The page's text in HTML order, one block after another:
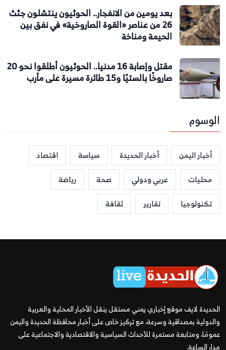
بعد يومين من الانفجار.. الحوثيون ينتشلون جثث
26 من عناصر «القوة الصاروخية» في نفق بين
الحيمة ومناخة
مقتل وإصابة 16 مدنيا.. الحوثيون أطلقوا نحو 20
صاروخًا بالستيًا و15 طائرة مسيرة على مأرب
الوسوم
أخبار اليمن أخبار الحديدة سياسة
اقتصاد
محليات
عربي ودولي صحة
رياضة
تكنولوجيا
تقارير ثقافة
الحديدة لايف موقع إخباري يمني مستقل ينقل الأخبار المحلية والعربية
والدولية بمصداقية وسرعة، مع تركيز خاص على أخبار محافظة الحديدة واليمن
عمومًا، ومتابعة مستمرة للأحداث السياسية والاقتصادية والاجتماعية على
مدار الساعة.